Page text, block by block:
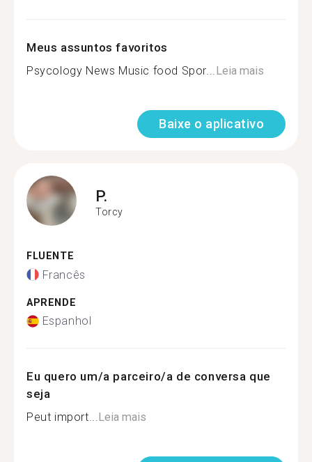
Meus assuntos favoritos
Psycology News Music food Spor...Leia mais
Baixe o aplicativo
P.
Torcy
FLUENTE
Francês
APRENDE
Espanhol
Eu quero um/a parceiro/a de conversa que
seja
Peut import...Leia mais